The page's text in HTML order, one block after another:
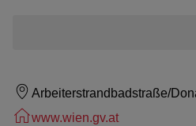
Arbeiterstrandbadstraße/
www.wien.gv.at